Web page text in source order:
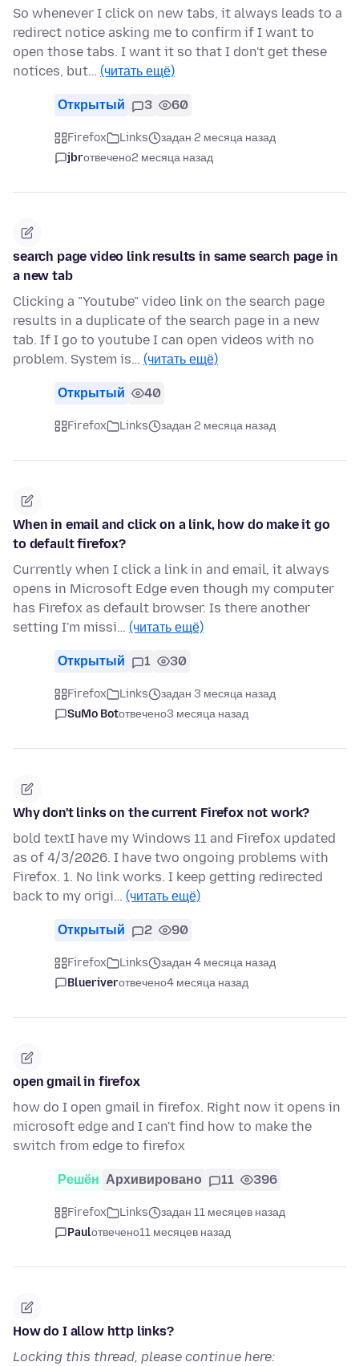
So whenever I click on new tabs, it always leads to a
redirect notice asking me to confirm if I want to
open those tabs. I want it so that I don't get these
notices, but… (читать ещё)
Открытый 3 60
Firefox Links
задан 2 месяца назад
jbrотвечено2 месяца назад
search page video link results in same search page in
a new tab
Clicking a "Youtube" video link on the search page
results in a duplicate of the search page in a new
tab. If I go to youtube I can open videos with no
problem. System is… (читать ещё)
Открытый 40
Firefox Links задан 2 месяца назад
When in email and click on a link, how do make it go
to default firefox?
Currently when I click a link in and email, it always
opens in Microsoft Edge even though my computer
has Firefox as default browser. Is there another
setting I'm missi… (читать ещё)
Открытый 1 30
Firefox Links
задан 3 месяца назад
SuMo Botотвечено3 месяца назад
Why don't links on the current Firefox not work?
bold textI have my Windows 11 and Firefox updated
as of 4/3/2026. I have two ongoing problems with
Firefox. 1. No link works. I keep getting redirected
back to my origi… (читать ещё)
Открытый 2 90
Firefox Links
задан 4 месяца назад
Blueriverотвечено4 месяца назад
open gmail in firefox
how do I open gmail in firefox. Right now it opens in
microsoft edge and I can't find how to make the
switch from edge to firefox
Решён Архивировано 11 396
Firefox Links
задан 11 месяцев назад
Paulотвечено11 месяцев назад
How do I allow http links?
Locking this thread, please continue here: